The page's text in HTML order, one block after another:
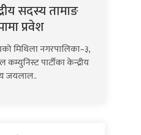
सदस्य तामाङ
प्रवेश
मिथिला नगरपालिका–३,
कम्युनिस्ट पार्टीका केन्द्रीय
जयलाल..